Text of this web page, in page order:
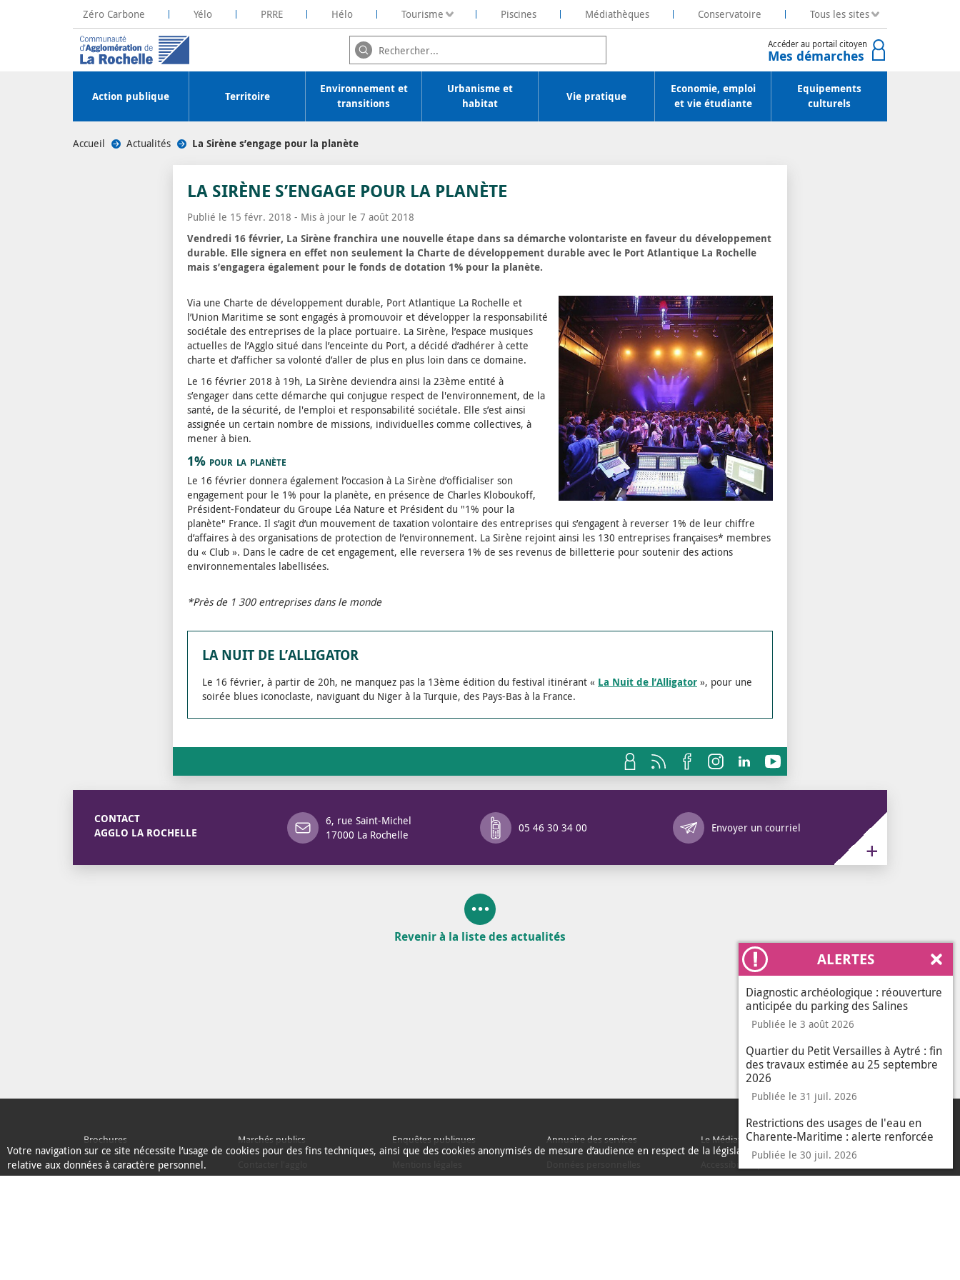
Votre navigation sur ce site nécessite l’usage de cookies pour des fins techniques, ainsi que des cookies anonymisés de mesure d’audience en respect de la législation
relative aux données à caractère personnel.
En savoir plus
le
ALERTES
Diagnostic archéologique : réouverture
anticipée du parking des Salines
Publiée le 3 août 2026
Quartier du Petit Versailles à Aytré : fin
des travaux estimée au 25 septembre
2026
Publiée le 31 juil. 2026
Restrictions des usages de l'eau en
Charente-Maritime : alerte renforcée
Publiée le 30 juil. 2026
Zéro Carbone
La Rochelle Territoire Zéro Carbone
Yélo PRRE
Plateforme Rochelaise de Rénovation Energétique
Hélo Tourisme Piscines Médiathèques Conservatoire Tous les sites
Accéder au portail citoyen
Mes démarches
Action publique Territoire
Environnement et
transitions
Urbanisme et
habitat
Vie pratique
Economie, emploi
et vie étudiante
Equipements
culturels
Accueil Actualités La Sirène s’engage pour la planète
LA SIRÈNE S’ENGAGE POUR LA PLANÈTE
Publié le 15 févr. 2018 - Mis à jour le 7 août 2018
Vendredi 16 février, La Sirène franchira une nouvelle étape dans sa démarche volontariste en faveur du développement
durable. Elle signera en effet non seulement la Charte de développement durable avec le Port Atlantique La Rochelle
mais s’engagera également pour le fonds de dotation 1% pour la planète.
Via une Charte de développement durable, Port Atlantique La Rochelle et
l’Union Maritime se sont engagés à promouvoir et développer la responsabilité
sociétale des entreprises de la place portuaire. La Sirène, l’espace musiques
actuelles de l’Agglo situé dans l’enceinte du Port, a décidé d’adhérer à cette
charte et d’afficher sa volonté d’aller de plus en plus loin dans ce domaine.
Le 16 février 2018 à 19h, La Sirène deviendra ainsi la 23ème entité à
s’engager dans cette démarche qui conjugue respect de l'environnement, de la
santé, de la sécurité, de l'emploi et responsabilité sociétale. Elle s’est ainsi
assignée un certain nombre de missions, individuelles comme collectives, à
mener à bien.
1% pour la planète
Le 16 février donnera également l’occasion à La Sirène d’officialiser son
engagement pour le 1% pour la planète, en présence de Charles Kloboukoff,
Président-Fondateur du Groupe Léa Nature et Président du "1% pour la
planète" France. Il s’agit d’un mouvement de taxation volontaire des entreprises qui s’engagent à reverser 1% de leur chiffre
d’affaires à des organisations de protection de l’environnement. La Sirène rejoint ainsi les 130 entreprises françaises* membres
du « Club ». Dans le cadre de cet engagement, elle reversera 1% de ses revenus de billetterie pour soutenir des actions
environnementales labellisées.
*Près de 1 300 entreprises dans le monde
LA NUIT DE L’ALLIGATOR
Le 16 février, à partir de 20h, ne manquez pas la 13ème édition du festival itinérant « La Nuit de l’Alligator », pour une
soirée blues iconoclaste, naviguant du Niger à la Turquie, des Pays-Bas à la France.
CONTACT
AGGLO LA ROCHELLE
6, rue Saint-Michel
17000 La Rochelle
05 46 30 34 00 Envoyer un courriel
Annuaire des services
Revenir à la liste des actualités
Brochures Marchés publics Enquêtes publiques Annuaire des services Le Médiateur de l'Agglo
Plan du site Accessibilité : partiellement conforme